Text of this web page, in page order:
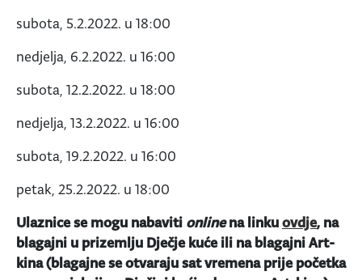
subota, 5.2.2022. u 18:00
nedjelja, 6.2.2022. u 16:00
subota, 12.2.2022. u 18:00
nedjelja, 13.2.2022. u 16:00
subota, 19.2.2022. u 16:00
petak, 25.2.2022. u 18:00
Ulaznice se mogu nabaviti onlinena linkuovdje, na
blagajni u prizemlju Dječje kuće ili na blagajni Art-
kina (blagajne se otvaraju sat vremena prije početka